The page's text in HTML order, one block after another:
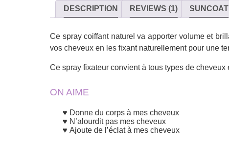
DESCRIPTION REVIEWS (1) SUNCOAT
Ce spray coiffant naturel va apporter volume et
vos cheveux en les fixant naturellement pour une
Ce spray fixateur convient à tous types de
ON AIME
Donne du corps à mes cheveux
N’alourdit pas mes cheveux
Ajoute de l’éclat à mes cheveux